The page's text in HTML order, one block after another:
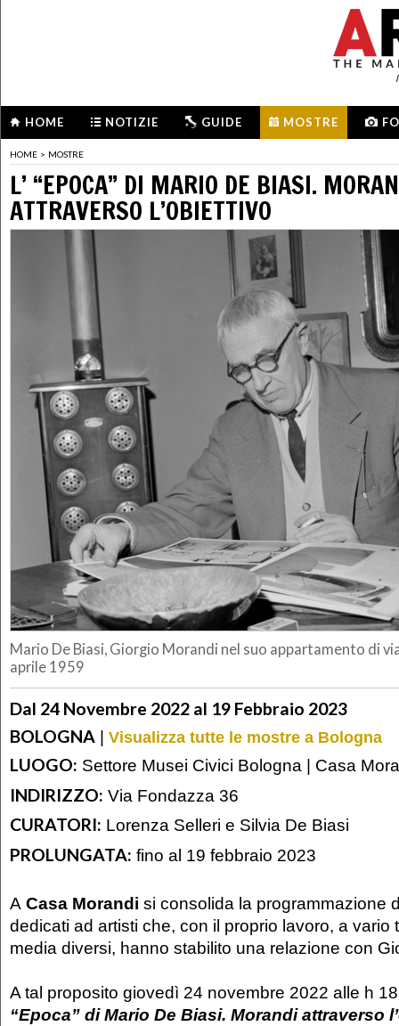
HOME NOTIZIE GUIDE MOSTRE
HOME > MOSTRE
L’ “EPOCA” DI MARIO DE BIASI.
ATTRAVERSO L’OBIETTIVO
Mario De Biasi, Giorgio Morandi nel suo appartamento di
aprile 1959
Dal 24 Novembre 2022 al 19 Febbraio 2023
BOLOGNA | Visualizza tutte le mostre a Bologna
LUOGO: Settore Musei Civici Bologna | Casa
INDIRIZZO: Via Fondazza 36
CURATORI: Lorenza Selleri e Silvia De Biasi
PROLUNGATA: fino al 19 febbraio 2023
A Casa Morandi si consolida la programmazione
dedicati ad artisti che, con il proprio lavoro, a vario
media diversi, hanno stabilito una relazione con
A tal proposito giovedì 24 novembre 2022 alle h
“Epoca” di Mario De Biasi. Morandi attraverso